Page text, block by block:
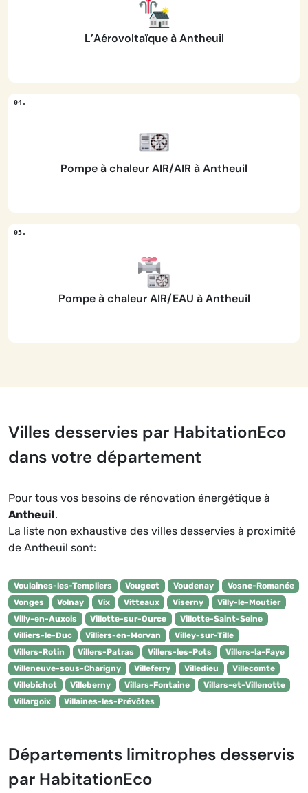
L’Aérovoltaïque à Antheuil
Pompe à chaleur AIR/AIR à Antheuil
Pompe à chaleur AIR/EAU à Antheuil
Villes desservies par HabitationEco
dans votre département
Pour tous vos besoins de rénovation énergétique à
Antheuil.
La liste non exhaustive des villes desservies à proximité
de Antheuil sont:
Voulaines-les-Templiers Vougeot Voudenay
Vosne-Romanée
Vonges
Volnay Vix Vitteaux Viserny
Villy-le-Moutier
Villy-en-Auxois
Villotte-sur-Ource
Villotte-Saint-Seine
Villiers-le-Duc
Villiers-en-Morvan
Villey-sur-Tille
Villers-Rotin
Villers-Patras Villers-les-Pots
Villers-la-Faye
Villeneuve-sous-Charigny
Villeferry Villedieu
Villecomte
Villebichot
Villeberny Villars-Fontaine
Villars-et-Villenotte
Villargoix
Villaines-les-Prévôtes
Départements limitrophes desservis
par HabitationEco